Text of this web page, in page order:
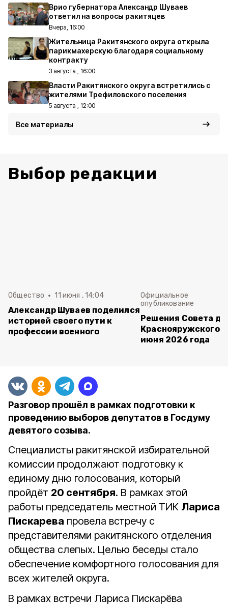
Врио губернатора Александр Шуваев
ответил на вопросы ракитяцев
Вчера, 16:00
Жительница Ракитянского округа открыла
парикмахерскую благодаря социальному
контракту
3 августа , 16:00
Власти Ракитянского округа встретились с
жителями Трефиловского поселения
5 августа , 12:00
Все материалы
Выбор редакции
Общество 11 июня , 14:04
Александр Шуваев поделился
историей своего пути к
профессии военного
Официальное
опубликование
Решения Совета
Краснояружского
июня 2026 года
Разговор прошёл в рамках подготовки к
проведению выборов депутатов в Госдуму
девятого созыва.
Специалисты ракитянской избирательной
комиссии продолжают подготовку к
единому дню голосования, который
пройдёт 20 сентября. В рамках этой
работы председатель местной ТИК Лариса
Пискарева провела встречу с
представителями ракитянского отделения
общества слепых. Целью беседы стало
обеспечение комфортного голосования для
всех жителей округа.
В рамках встречи Лариса Пискарёва